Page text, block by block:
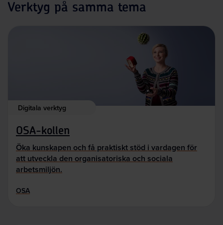
Verktyg på samma tema
Digitala verktyg
OSA-kollen
Öka kunskapen och få praktiskt stöd i vardagen för
att utveckla den organisatoriska och sociala
arbetsmiljön.
OSA